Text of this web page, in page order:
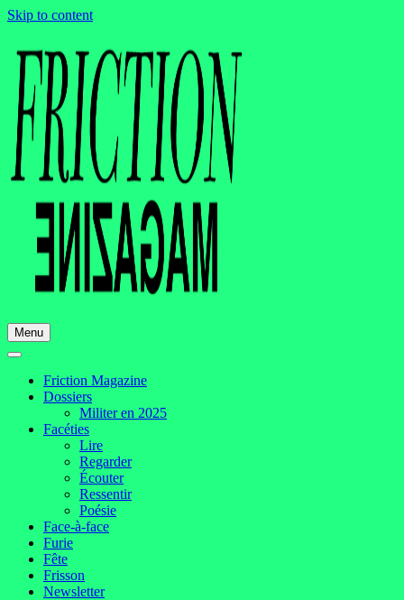
Skip to content
Menu
Friction Magazine
Dossiers
Militer en 2025
Facéties
Lire
Regarder
Écouter
Ressentir
Poésie
Face-à-face
Furie
Fête
Frisson
Newsletter